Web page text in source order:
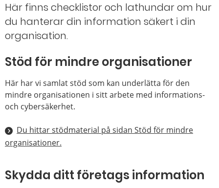
Här finns checklistor och lathundar om hur
du hanterar din information säkert i din
organisation.
Stöd för mindre organisationer
Här har vi samlat stöd som kan underlätta för den
mindre organisationen i sitt arbete med informations-
och cybersäkerhet.
Du hittar stödmaterial på sidan Stöd för mindre
organisationer.
Skydda ditt företags information